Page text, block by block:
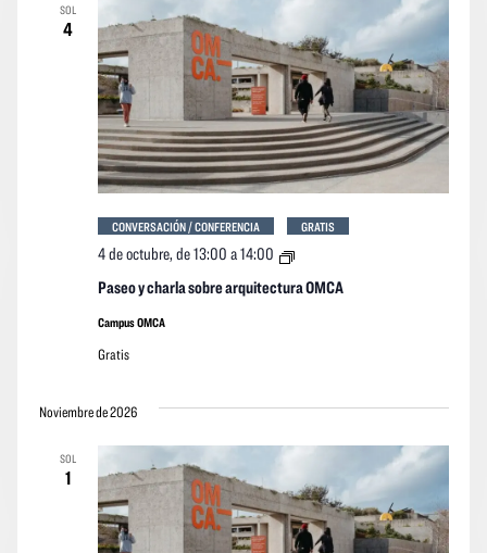
SOL
4
Paseo y charla sobre arquitectura OMCA
4 de octubre, de 13:00 a14:00
Paseo
charla
CONVERSACIÓN / CONFERENCIA GRATIS
Campus OMCA
Gratis
Noviembre de 2026
SOL
1